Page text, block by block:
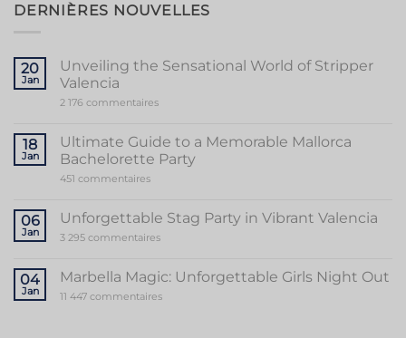
DERNIÈRES NOUVELLES
20
Jan
Unveiling the Sensational World of Stripper
Valencia
2 176 commentairessur
Sensational
World
of
18
Jan
Ultimate Guide to a Memorable Mallorca
Bachelorette Party
451 commentairessur
to
a
Memorable
Party
06
Jan
Unforgettable Stag Party in Vibrant Valencia
3 295 commentairessur
Party
in
Vibrant
04
Jan
Marbella Magic: Unforgettable Girls Night Out
11 447 commentairessur